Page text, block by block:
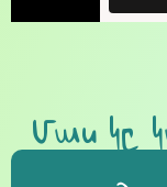
Մաս կը